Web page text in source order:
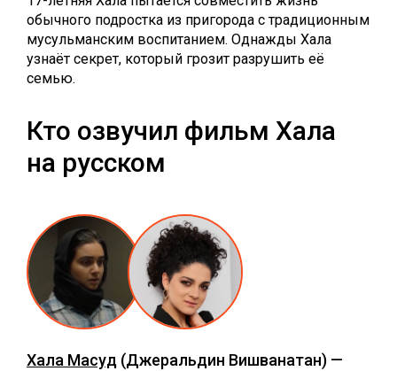
обычного подростка из пригорода с традиционным
мусульманским воспитанием. Однажды Хала
узнаёт секрет, который грозит разрушить её
семью.
Кто озвучил фильм Хала
на русском
Хала Масуд (Джеральдин Вишванатан) —